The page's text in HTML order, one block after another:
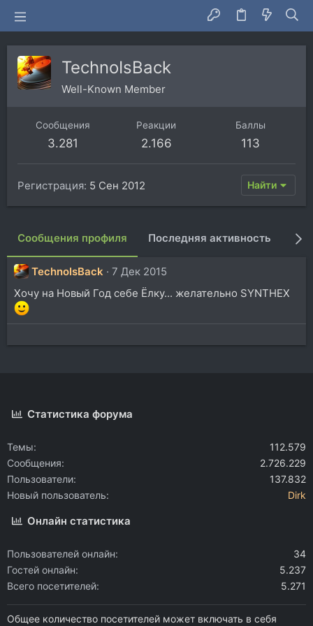
TechnoIsBack
Well-Known Member
Сообщения
3.281
Реакции
2.166
Баллы
113
Регистрация 5 Сен 2012 Найти
Сообщения профиля Последняя активность
TechnoIsBack
7 Дек 2015
Хочу на Новый Год себе Ёлку... желательно SYNTHEX
Статистика форума
Темы
112.579
Сообщения
2.726.229
Пользователи
137.832
Новый пользователь
Dirk
Онлайн статистика
Пользователей онлайн
34
Гостей онлайн
5.237
Всего посетителей
5.271
Общее количество посетителей может включать в себя